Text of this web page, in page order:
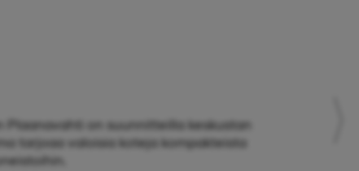
Plaanavahti on suunnitteilla keskustan
tarjoaa valoisia koteja kompakteista